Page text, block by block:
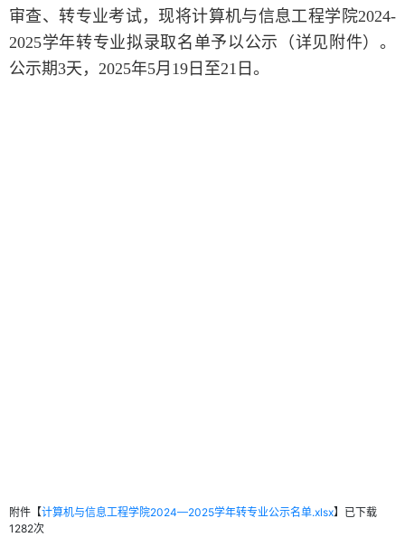
审查、转专业考试，现将计算机与信息工程学院2024-
2025学年转专业拟录取名单予以公示（详见附件）。
公示期3天，2025年5月19日至21日。
附件【计算机与信息工程学院2024—2025学年转专业公示名单.xlsx】已下载
1282次